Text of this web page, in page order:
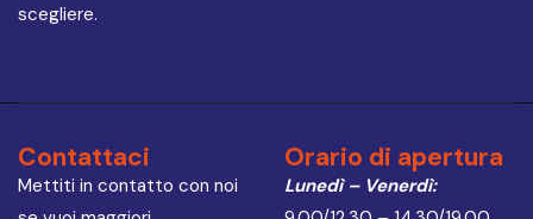
scegliere.
Contattaci
Mettiti in contatto con noi
Orario di apertura
Lunedì – Venerdì: